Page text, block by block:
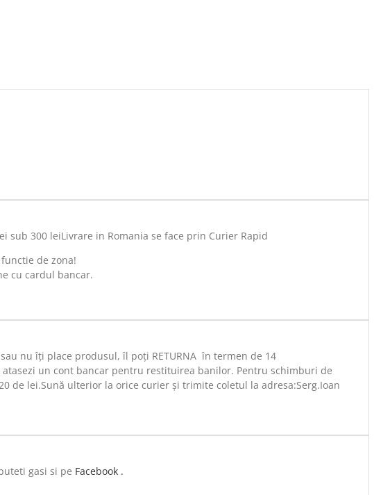
sub 300 leiLivrare in Romania se face prin Curier Rapid
de zona!
cu cardul bancar.
nu îți place produsul, îl poți RETURNA în termen de 14
atasezi un cont bancar pentru restituirea banilor. Pentru schimburi de
de lei.Sună ulterior la orice curier și trimite coletul la adresa:Serg.Ioan
gasi si pe Facebook .